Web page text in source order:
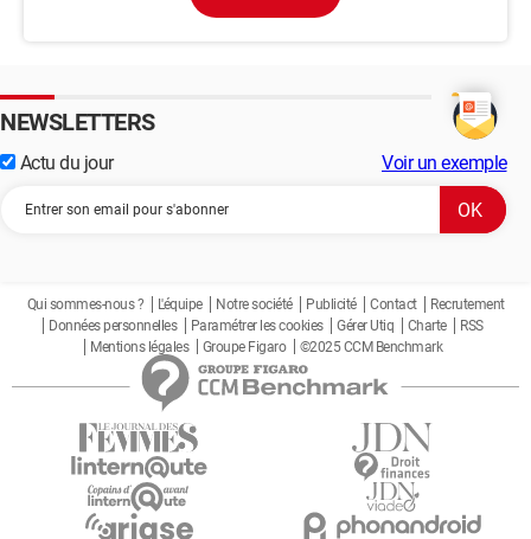
NEWSLETTERS
Actu du jour Voir un exemple
Qui sommes-nous ? L'équipe Notre société Publicité Contact
Recrutement
Données personnelles
Paramétrer les cookies Gérer Utiq Charte
RSS
Mentions légales
Groupe Figaro ©2025 CCM Benchmark